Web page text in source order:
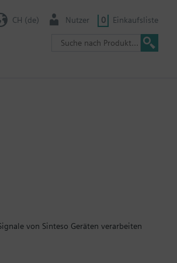
CH (de) Nutzer 0 Einkaufsliste
von Sinteso Geräten verarbeiten
kann mit einem
Bis zu 32 Zentralen und Terminals
an einem Gefahrenmana-